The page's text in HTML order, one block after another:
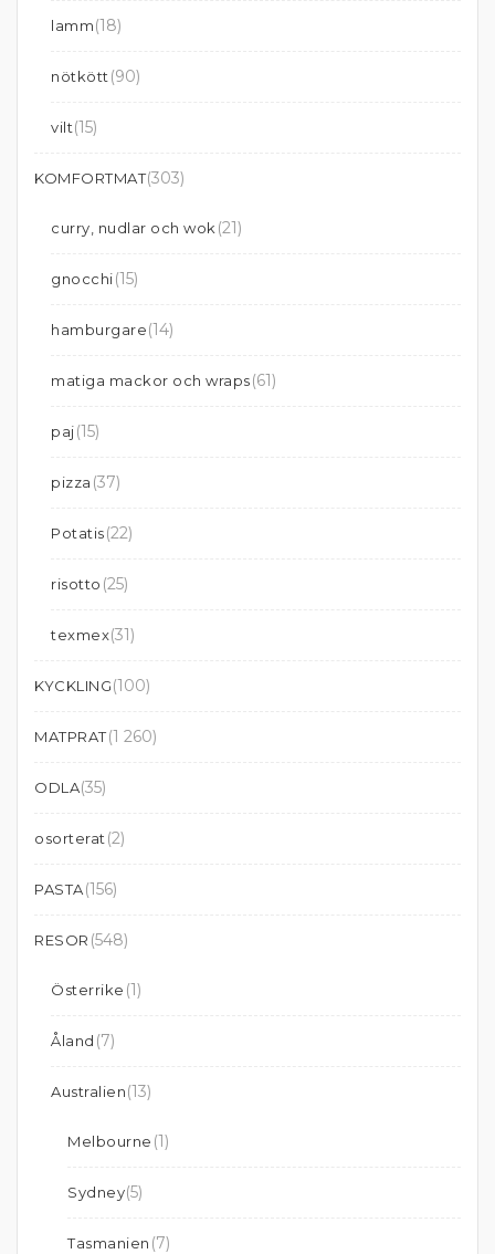
lamm(18)
nötkött (90)
vilt(15)
KOMFORTMAT(303)
curry, nudlar och wok (21)
gnocchi(15)
hamburgare(14)
matiga mackor och wraps(61)
paj(15)
pizza (37)
Potatis(22)
risotto (25)
texmex(31)
KYCKLING(100)
MATPRAT(1 260)
ODLA(35)
osorterat (2)
PASTA(156)
RESOR (548)
Österrike (1)
Åland (7)
Australien(13)
Melbourne (1)
Sydney(5)
Tasmanien (7)